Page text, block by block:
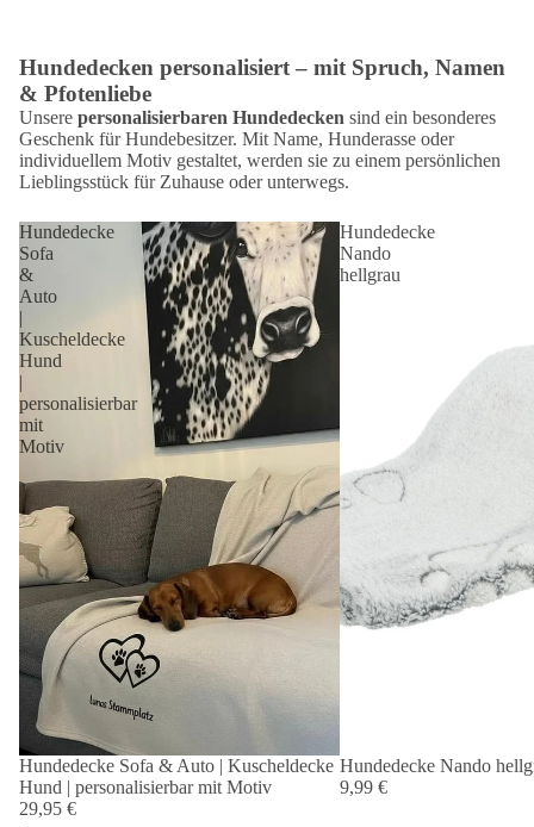
Hundedecken personalisiert – mit Spruch, Namen
& Pfotenliebe
Unsere personalisierbaren Hundedecken sind ein besonderes
Geschenk für Hundebesitzer. Mit Name, Hunderasse oder
individuellem Motiv gestaltet, werden sie zu einem persönlichen
Lieblingsstück für Zuhause oder unterwegs.
Hundedecke
Sofa
&
Auto
|
Kuscheldecke
Hund
|
personalisierbar
mit
Motiv
Hundedecke Sofa & Auto | Kuscheldecke
Hund | personalisierbar mit Motiv
29,95 €
Hundedecke
Nando
hellgrau
Ausverkauft
Hundedecke Nando
9,99 €